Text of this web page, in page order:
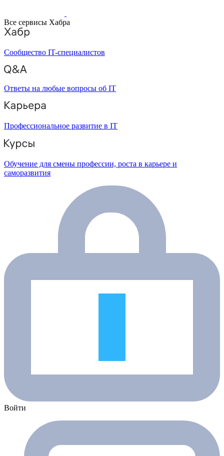
Все сервисы Хабра
Сообщество IT-специалистов
Ответы на любые вопросы об IT
Профессиональное развитие в IT
Обучение для смены профессии, роста в карьере и
саморазвития
Войти